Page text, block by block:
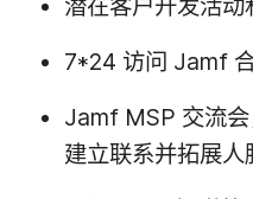
潜​在​客户​开发​活动​
7*24访问 Jamf
Jamf MSP 交流
建立​联系​并​拓展人​